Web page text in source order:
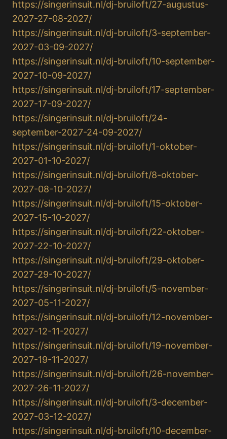
https://singerinsuit.nl/dj-bruiloft/27-augustus-
2027-27-08-2027/
https://singerinsuit.nl/dj-bruiloft/3-september-
2027-03-09-2027/
https://singerinsuit.nl/dj-bruiloft/10-september-
2027-10-09-2027/
https://singerinsuit.nl/dj-bruiloft/17-september-
2027-17-09-2027/
https://singerinsuit.nl/dj-bruiloft/24-
september-2027-24-09-2027/
https://singerinsuit.nl/dj-bruiloft/1-oktober-
2027-01-10-2027/
https://singerinsuit.nl/dj-bruiloft/8-oktober-
2027-08-10-2027/
https://singerinsuit.nl/dj-bruiloft/15-oktober-
2027-15-10-2027/
https://singerinsuit.nl/dj-bruiloft/22-oktober-
2027-22-10-2027/
https://singerinsuit.nl/dj-bruiloft/29-oktober-
2027-29-10-2027/
https://singerinsuit.nl/dj-bruiloft/5-november-
2027-05-11-2027/
https://singerinsuit.nl/dj-bruiloft/12-november-
2027-12-11-2027/
https://singerinsuit.nl/dj-bruiloft/19-november-
2027-19-11-2027/
https://singerinsuit.nl/dj-bruiloft/26-november-
2027-26-11-2027/
https://singerinsuit.nl/dj-bruiloft/3-december-
2027-03-12-2027/
https://singerinsuit.nl/dj-bruiloft/10-december-